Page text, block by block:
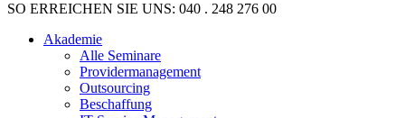
SO ERREICHEN SIE UNS: 040 . 248 276 00
Akademie
Alle Seminare
Providermanagement
Outsourcing
Beschaffung